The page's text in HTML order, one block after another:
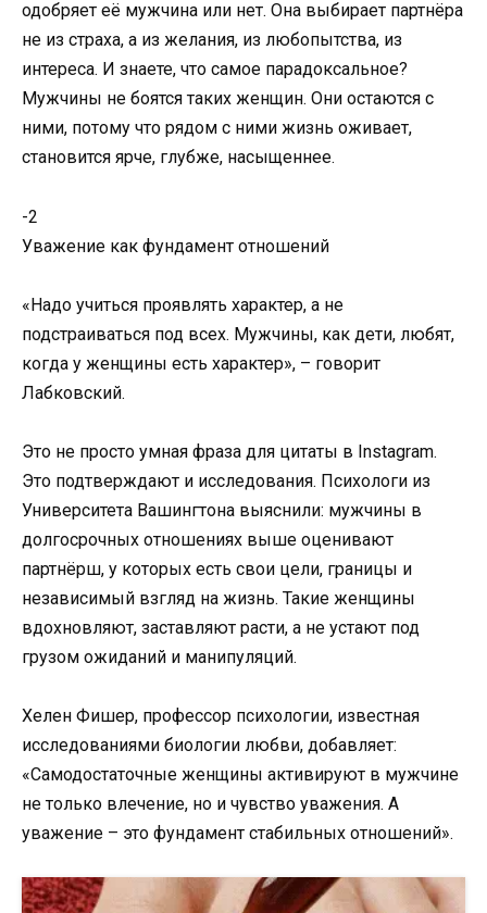
одобряет её мужчина или нет. Она выбирает партнёра
не из страха, а из желания, из любопытства, из
интереса. И знаете, что самое парадоксальное?
Мужчины не боятся таких женщин. Они остаются с
ними, потому что рядом с ними жизнь оживает,
становится ярче, глубже, насыщеннее.
-2
Уважение как фундамент отношений
«Надо учиться проявлять характер, а не
подстраиваться под всех. Мужчины, как дети, любят,
когда у женщины есть характер», – говорит
Лабковский.
Это не просто умная фраза для цитаты в Instagram.
Это подтверждают и исследования. Психологи из
Университета Вашингтона выяснили: мужчины в
долгосрочных отношениях выше оценивают
партнёрш, у которых есть свои цели, границы и
независимый взгляд на жизнь. Такие женщины
вдохновляют, заставляют расти, а не устают под
грузом ожиданий и манипуляций.
Хелен Фишер, профессор психологии, известная
исследованиями биологии любви, добавляет:
«Самодостаточные женщины активируют в мужчине
не только влечение, но и чувство уважения. А
уважение – это фундамент стабильных отношений».